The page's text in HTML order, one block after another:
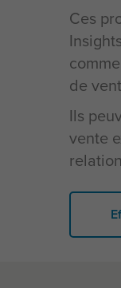
Ces
de
Ils
vente